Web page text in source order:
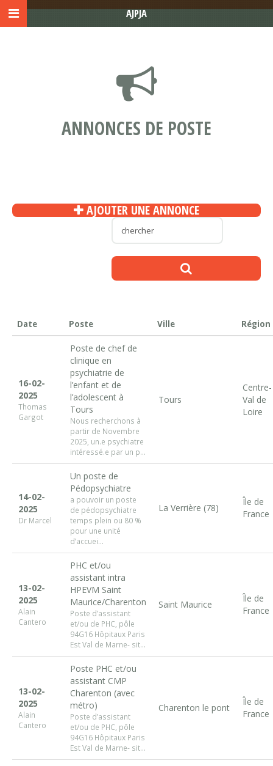
ANNONCES DE POSTE
AJOUTER UNE ANNONCE
Date Poste Ville Région
16-02-
2025
Thomas
Gargot
Poste de chef de
clinique en
psychiatrie de
l’enfant et de
l’adolescent à
Tours
Nous recherchons à
partir de Novembre
2025, un.e psychiatre
intéressé.e par un p...
Tours
Centre-
Val de
Loire
14-02-
2025
Dr Marcel
Un poste de
Pédopsychiatre
a pouvoir un poste
de pédopsychiatre
temps plein ou 80 %
pour une unité
d’accuei...
La Verrière (78)
Île de
France
13-02-
2025
Alain
Cantero
PHC et/ou
assistant intra
HPEVM Saint
Maurice/Charenton
Poste d’assistant
et/ou de PHC, pôle
94G16 Hôpitaux Paris
Est Val de Marne- sit...
Saint Maurice
Île de
France
13-02-
2025
Alain
Cantero
Poste PHC et/ou
assistant CMP
Charenton (avec
métro)
Poste d’assistant
et/ou de PHC, pôle
94G16 Hôpitaux Paris
Est Val de Marne- sit...
Charenton le pont
Île de
France
AJPJA